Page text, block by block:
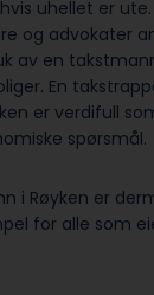
uhellet er ute.
og advokater
av en
En
er verdifull
spørsmål.
i Røyken er
for alle som